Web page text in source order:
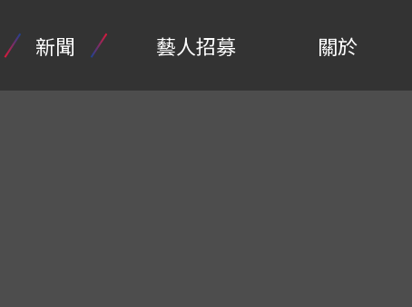
新聞 藝人招募 關於